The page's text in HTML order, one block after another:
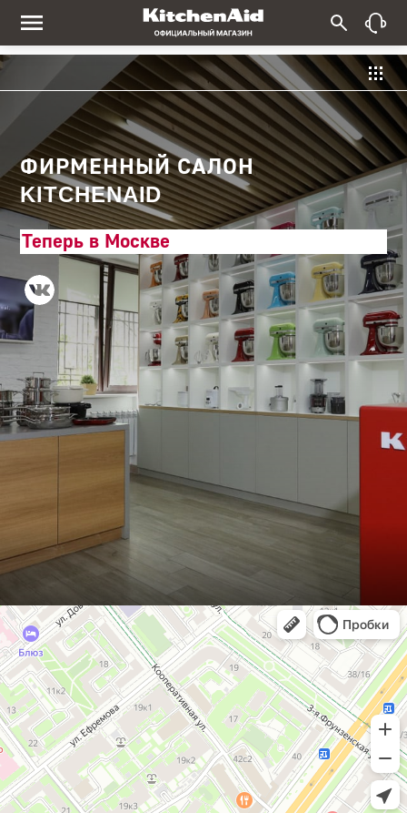
ФИРМЕННЫЙ САЛОН
KITCHENAID
Теперь в Москве
KitchenAid
Магазин бытовой техники в Москве